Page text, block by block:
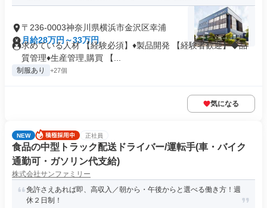
〒236-0003神奈川県横浜市金沢区幸浦
月給28万円～33万円
求めている人材 【経験必須】♦製品開発 【経験者歓迎】◆品
質管理♦生産管理,購買 【...
制服あり +27個
気になる
NEW 正社員
食品の中型トラック配送ドライバー/運転手(車・バイク
通勤可・ガソリン代支給)
株式会社サンファミリー
免許さえあれば即、高収入／朝から・午後からと選べる働き方！週
休２日制！